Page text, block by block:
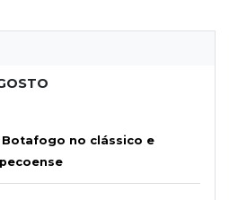
no clássico e